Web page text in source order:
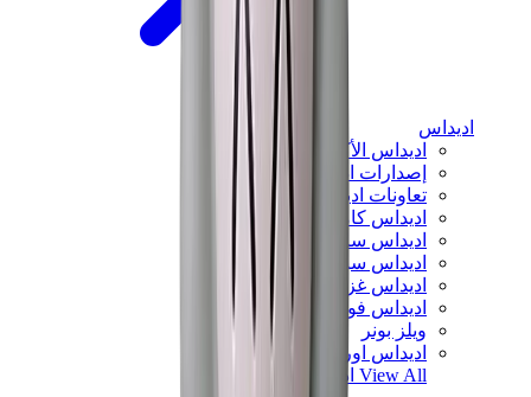
اديداس
اديداس الأكثر مبيعاً
إصدارات اديداس الجديدة
تعاونات اديداس
اديداس كامبوس
اديداس سامبا
اديداس سبيزيال
اديداس غزال
اديداس فوروم لو
ويلز بونر
اديداس اوريجينالز
View All اديداس